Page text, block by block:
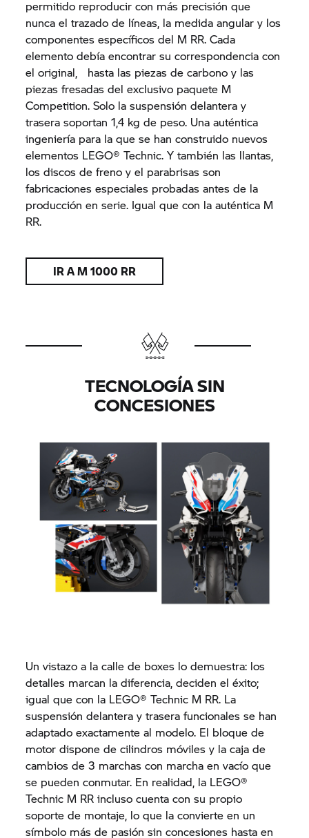
permitido reproducir con más precisión que
nunca el trazado de líneas, la medida angular y los
componentes específicos del M RR. Cada
elemento debía encontrar su correspondencia con
el original, hasta las piezas de carbono y las
piezas fresadas del exclusivo paquete M
Competition. Solo la suspensión delantera y
trasera soportan 1,4 kg de peso. Una auténtica
ingeniería para la que se han construido nuevos
elementos LEGO® Technic. Y también las llantas,
los discos de freno y el parabrisas son
fabricaciones especiales probadas antes de la
producción en serie. Igual que con la auténtica M
RR.
IR A M 1000 RR
TECNOLOGÍA SIN
CONCESIONES
Un vistazo a la calle de boxes lo demuestra: los
detalles marcan la diferencia, deciden el éxito;
igual que con la LEGO® Technic M RR. La
suspensión delantera y trasera funcionales se han
adaptado exactamente al modelo. El bloque de
motor dispone de cilindros móviles y la caja de
cambios de 3 marchas con marcha en vacío que
se pueden conmutar. En realidad, la LEGO®
Technic M RR incluso cuenta con su propio
soporte de montaje, lo que la convierte en un
símbolo más de pasión sin concesiones hasta en